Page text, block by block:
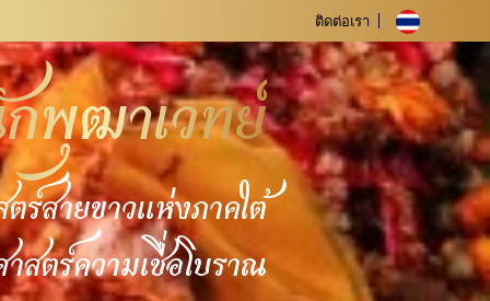
ติดต่อเรา
พุฒาเวทย์
ร์สายขาวแห่งภาคใต้
สตร์ความเชื่อโบราณ